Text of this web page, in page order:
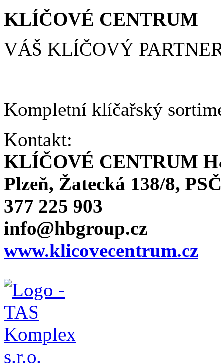
KLÍČOVÉ CENTRUM
VÁŠ KLÍČOVÝ
Kompletní klíčařský
Kontakt:
KLÍČOVÉ CENTRUM
Plzeň, Žatecká 138/8,
377 225 903
info@hbgroup.cz
www.klicovecentrum.cz